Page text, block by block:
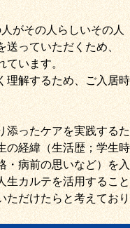
がその人らしいその人
送っていただくため、
ています。
理解するため、ご入居時
添ったケアを実践するた
の経緯（生活歴；学生時
・病前の思いなど）を入
生カルテを活用すること
ただけたらと考えており